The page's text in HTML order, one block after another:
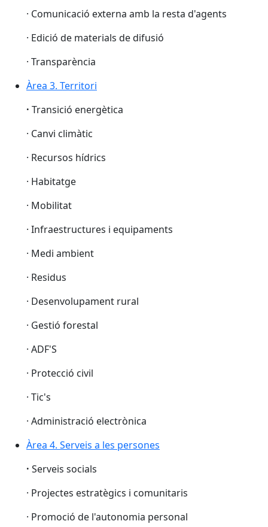
· Comunicació externa amb la resta d'agents
· Edició de materials de difusió
· Transparència
Àrea 3. Territori
· Transició energètica
· Canvi climàtic
· Recursos hídrics
· Habitatge
· Mobilitat
· Infraestructures i equipaments
· Medi ambient
· Residus
· Desenvolupament rural
· Gestió forestal
· ADF'S
· Protecció civil
· Tic's
· Administració electrònica
Àrea 4. Serveis a les persones
· Serveis socials
· Projectes estratègics i comunitaris
· Promoció de l'autonomia personal